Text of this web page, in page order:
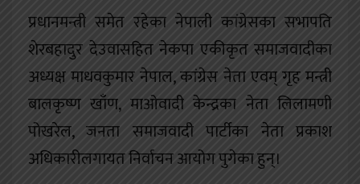
प्रधानमन्त्री समेत रहेका नेपाली कांग्रेसका सभापति
शेरबहादुर देउवासहित नेकपा एकीकृत समाजवादीका
अध्यक्ष माधवकुमार नेपाल, कांग्रेस नेता एवम् गृह मन्त्री
बालकृष्ण खाँण, माओवादी केन्द्रका नेता लिलामणी
पोखरेल, जनता समाजवादी पार्टीका नेता प्रकाश
अधिकारीलगायत निर्वाचन आयोग पुगेका हुन्।